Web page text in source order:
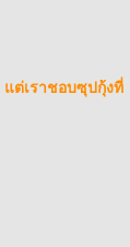
ต่เราชอบซุปกุ้งที่